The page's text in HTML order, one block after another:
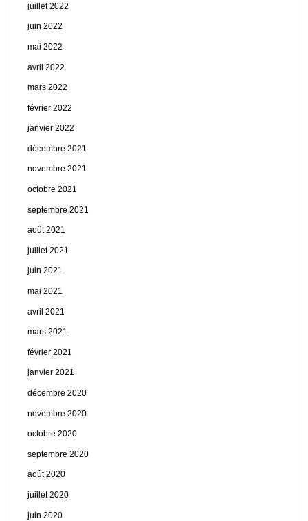
juillet 2022
juin 2022
mai 2022
avril 2022
mars 2022
février 2022
janvier 2022
décembre 2021
novembre 2021
octobre 2021
septembre 2021
août 2021
juillet 2021
juin 2021
mai 2021
avril 2021
mars 2021
février 2021
janvier 2021
décembre 2020
novembre 2020
octobre 2020
septembre 2020
août 2020
juillet 2020
juin 2020